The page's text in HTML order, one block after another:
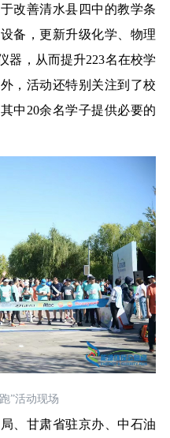
善清水县四中的教学条
备，更新升级化学、物理
器， 从而提升223名在校学
，活动还特别关注到了校
中20余名学子提供必要的
”活动现场
、甘肃省驻京办、中石油